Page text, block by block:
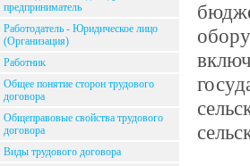
предприниматель
Работодатель - Юридическое лицо
(Организация)
Работник
Общее понятие сторон трудового
договора
Общеправовые свойства трудового
договора
Виды трудового договора